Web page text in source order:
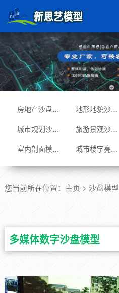
房地产沙盘模型 地形地貌沙盘
城市规划沙盘 旅游景观沙盘
室内剖面模型 城市楼宇亮化
您当前所在位置： 主页 > 沙盘模型
多媒体数字沙盘模型